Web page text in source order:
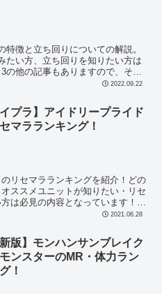
徴と立ち回りについての解説。
たい方、立ち回りを知りたい方は
他の記事もありますので、そち
2022.09.22
イプラ】アイドリープライド
マラランキング！
リセマラランキングを紹介！どの
ススメユニットが知りたい・リセ
は必見の内容となっています！ぜ
2021.06.28
新版】モンハンサンブレイク
ンスターのMR・体力ラン
！